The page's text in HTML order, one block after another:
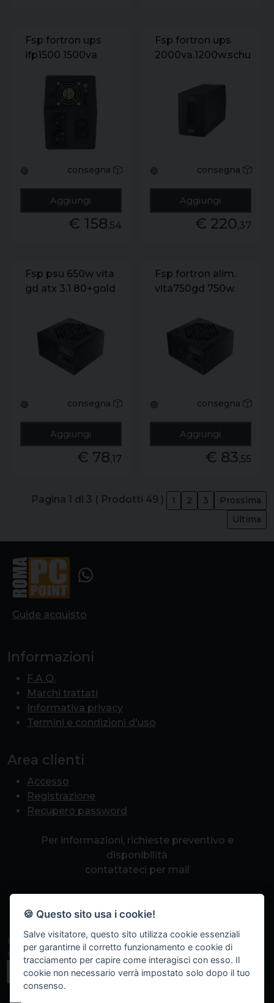
Fsp fortron ups
ifp1500 1500va
touch scre
🔵 consegna
Aggiungi
€ 158,54
Fsp fortron ups
🔵 consegna
Aggiungi
€ 220,37
Fsp psu 650w vita
gd atx 3.1 80+gold
🔵 consegna
Aggiungi
€ 78,17
Fsp fortron alim.
vita750gd 750w.
direct cable
ppa75082
🟢 consegna
Aggiungi
€ 83,55
Pagina 1 di 3 ( Prodotti 49 ) 1 2 3
Prossima
Ultima
Guide acquisto
Informazioni
F.A.Q.
Marchi trattati
Informativa privacy
Termini e condizioni d'uso
Area clienti
Accesso
Registrazione
Recupero password
Per informazioni, richieste preventivo e
disponibilità
contattateci per mail
Iscriviti alla nostra newsletter per non perdere eventi
speciali, sconti a tempo e promozioni.
Iscriviti
🍪 Questo sito usa i cookie!
Salve visitatore, questo sito utilizza cookie essenziali
per garantirne il corretto funzionamento e cookie di
tracciamento per capire come interagisci con esso. Il
cookie non necessario verrà impostato solo dopo il tuo
consenso.